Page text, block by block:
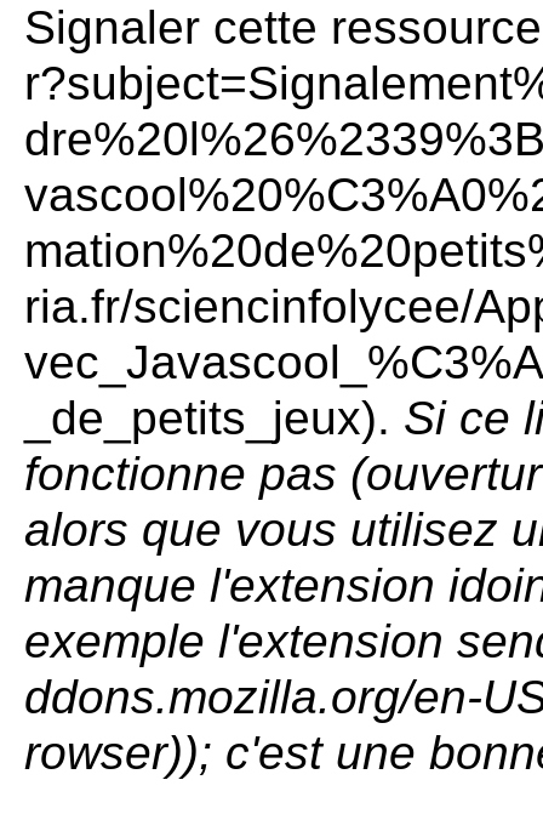
Signaler cette ressource
. Si ce
fonctionne pas
alors que vous utilisez
manque l'extension
exemple l'extension
); c'est une